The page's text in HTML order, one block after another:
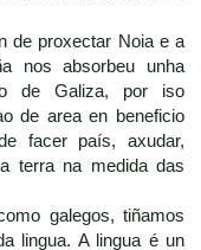
de proxectar Noia e a
nos absorbeu unha
de Galiza, por iso
de area en beneficio
facer país, axudar,
terra na medida das
galegos, tiñamos
lingua. A lingua é un